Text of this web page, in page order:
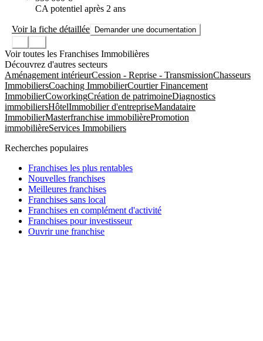
CA potentiel après 2 ans
Voir la fiche détaillée Demander une documentation
Voir toutes les Franchises Immobilières
Découvrez d'autres secteurs
Aménagement intérieurCession - Reprise - TransmissionChasseurs
ImmobiliersCoaching ImmobilierCourtier Financement
ImmobilierCoworkingCréation de patrimoineDiagnostics
immobiliersHôtelImmobilier d'entrepriseMandataire
ImmobilierMasterfranchise immobilièrePromotion
immobilièreServices Immobiliers
Recherches populaires
Franchises les plus rentables
Nouvelles franchises
Meilleures franchises
Franchises sans local
Franchises en complément d'activité
Franchises pour investisseur
Ouvrir une franchise